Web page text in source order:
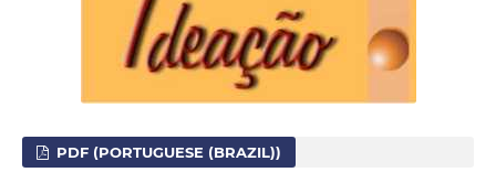
PDF (PORTUGUESE (BRAZIL))